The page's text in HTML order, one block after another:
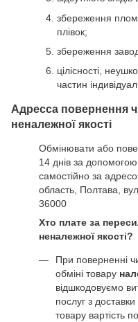
збереження
плівок;
збереження
цілісності,
частин
Адресса повернення
неналежної якості
Обмінювати або
14 днів за
самостійно за
область, Полтава,
36000
Хто плате за
неналежної якості?
При поверненні
обміні товару
відшкодовуємо
послуг з
товару вартість